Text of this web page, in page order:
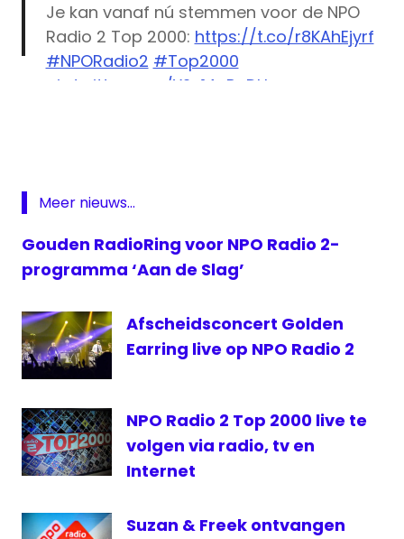
Je kan vanaf nú stemmen voor de NPO
Radio 2 Top 2000: https://t.co/r8KAhEjyrf
#NPORadio2 #Top2000
pic.twitter.com/Y2s14nPoDH
Stemmen
2000
stemmen
top
2000
Top 2000
Meer nieuws...
Gouden RadioRing voor NPO Radio 2-
programma ‘Aan de Slag’
Afscheidsconcert Golden
Earring live op NPO Radio 2
NPO Radio 2 Top 2000 live te
volgen via radio, tv en
Internet
Suzan & Freek ontvangen